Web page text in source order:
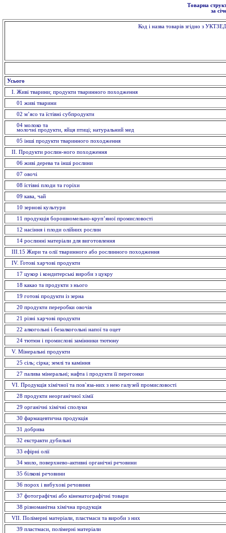
Товарна
за
Код і назва товарів згідно з
Усього
I. Живi тварини; продукти тваринного походження
01 живi тварини
02 м’ясо та їстівні субпродукти
04 молоко та
молочні продукти, яйця птиці; натуральний мед
05 інші продукти тваринного походження
II. Продукти рослин-ного походження
06 живі дерева та інші рослини
07 овочi
08 їстівні плоди та горіхи
09 кава, чай
10 зерновi культури
11 продукція борошномельно-круп’яної промисловості
12 насiння і плоди олійних рослин
14 рослинні матеріали для виготовлення
ІІІ.15 Жири та олії тваринного або рослинного походження
IV. Готові харчові продукти
17 цукор і кондитерські вироби з цукру
18 какао та продукти з нього
19 готові продукти із зерна
20 продукти переробки овочів
21 різні харчові продукти
22 алкогольні і безалкогольні напої та оцет
24 тютюн і промислові замінники тютюну
V. Мiнеральнi продукти
25 сіль; сірка; землі та каміння
27 палива мінеральні; нафта і продукти її перегонки
VI. Продукція хімічної та пов`яза-них з нею галузей промисловостi
28 продукти неорганічної хімії
29 органiчнi хiмiчнi сполуки
30 фармацевтична продукція
31 добрива
32 екстракти дубильнi
33 ефiрнi олії
34 мило, поверхнево-активні органічні речовини
35 бiлковi речовини
36 порох і вибухові речовини
37 фотографічні або кінематографічні товари
38 різноманітна хімічна продукція
VII. Полімерні матеріали, пластмаси та вироби з них
39 пластмаси, полімерні матеріали